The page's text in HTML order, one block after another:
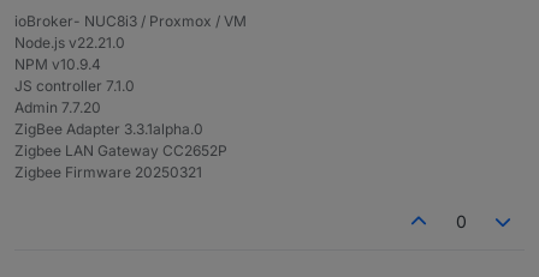
ioBroker- NUC8i3 / Proxmox / VM
Node.js v22.21.0
NPM v10.9.4
JS controller 7.1.0
Admin 7.7.20
ZigBee Adapter 3.3.1alpha.0
Zigbee LAN Gateway CC2652P
Zigbee Firmware 20250321
0